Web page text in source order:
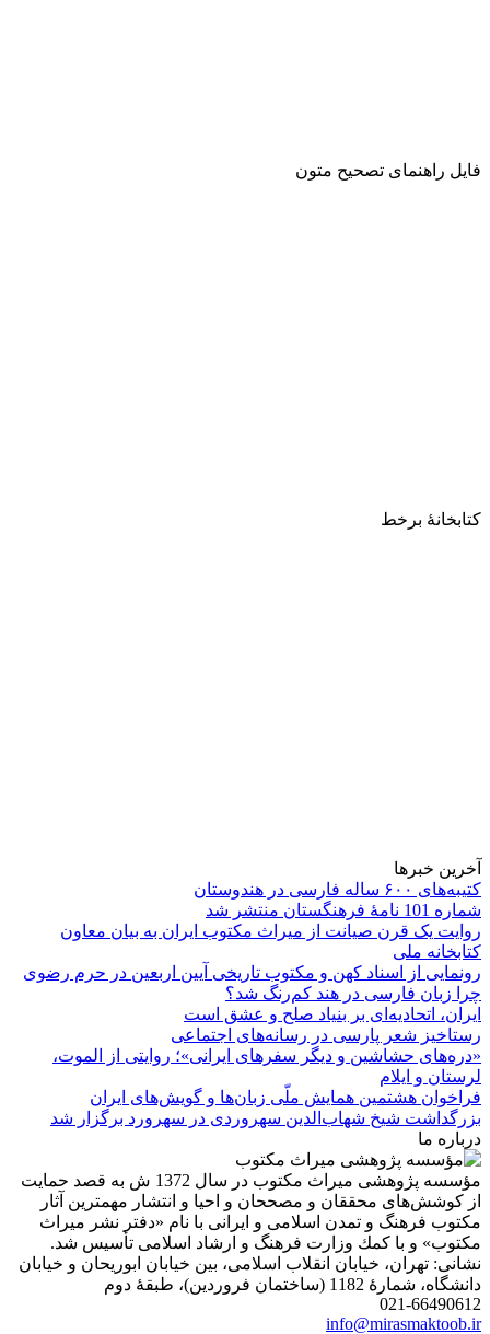
فایل راهنمای تصحیح متون
کتابخانۀ برخط
آخرین خبرها
کتیبه‌های ۶۰۰ ساله فارسی در هندوستان
شماره 101 نامۀ فرهنگستان منتشر شد
روایت یک قرن صیانت از میراث مکتوب ایران به بیان معاون
کتابخانه ملی
رونمایی از اسناد کهن و مکتوب تاریخی آیین اربعین در حرم رضوی
چرا زبان فارسی در هند کم‌رنگ شد؟
ایران، اتحادیه‌ای بر بنیاد صلح و عشق است
رستاخیز شعر پارسی در رسانه‌های اجتماعی
«دره‌های حشاشین و دیگر سفرهای ایرانی»؛ روایتی از الموت،
لرستان و ایلام
فراخوان هشتمین همایش ملّی زبان‌ها و گویش‌های ایران
بزرگداشت شیخ شهاب‌الدین سهروردی در سهرورد برگزار شد
درباره ما
مؤسسه پژوهشی میراث مكتوب در سال 1372 ش به قصد حمایت
از كوشش‌های محققان و مصححان و احیا و انتشار مهمترین آثار
مكتوب فرهنگ و تمدن اسلامی و ایرانی با نام «دفتر نشر میراث
مكتوب» و با كمك وزارت فرهنگ و ارشاد اسلامی تأسیس شد.
نشانی: تهران، خیابان انقلاب اسلامی، بین خیابان ابوریحان و خیابان
دانشگاه، شمارۀ 1182 (ساختمان فروردین)، طبقۀ دوم
021-66490612
info@mirasmaktoob.ir